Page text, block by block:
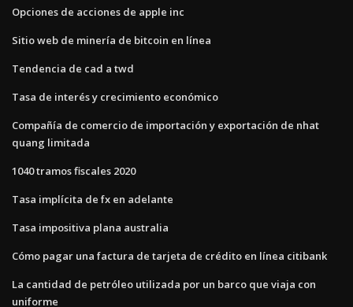
Opciones de acciones de apple inc
Sitio web de minería de bitcoin en línea
Tendencia de cad a twd
Tasa de interés y crecimiento económico
Compañía de comercio de importación y exportación de nhat
quang limitada
1040 tramos fiscales 2020
Tasa implícita de fx en adelante
Tasa impositiva plana australia
Cómo pagar una factura de tarjeta de crédito en línea citibank
La cantidad de petróleo utilizada por un barco que viaja con
uniforme